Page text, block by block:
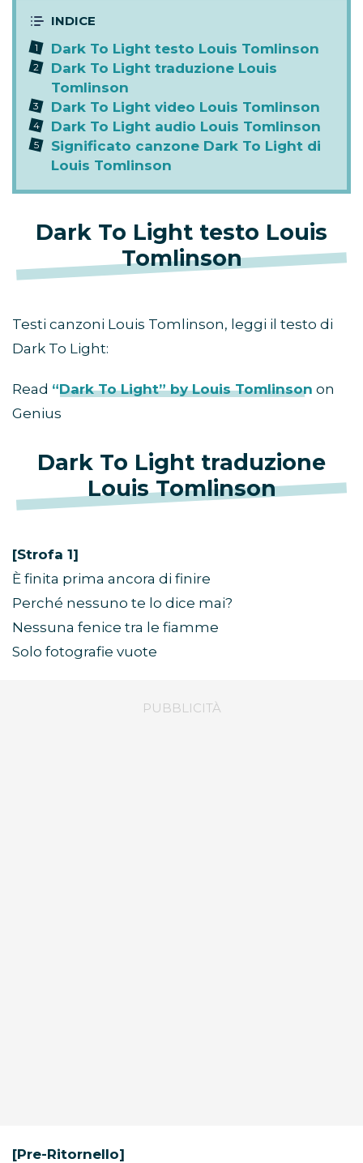
Dark To Light testo Louis Tomlinson
Dark To Light traduzione Louis
Tomlinson
Dark To Light video Louis Tomlinson
Dark To Light audio Louis Tomlinson
Significato canzone Dark To Light di
Louis Tomlinson
Dark To Light testo Louis
Tomlinson
Testi canzoni Louis Tomlinson, leggi il testo di
Dark To Light:
Read “Dark To Light” by Louis Tomlinson on
Genius
Dark To Light traduzione
Louis Tomlinson
[Strofa 1]
È finita prima ancora di finire
Perché nessuno te lo dice mai?
Nessuna fenice tra le fiamme
Solo fotografie vuote
[Pre-Ritornello]